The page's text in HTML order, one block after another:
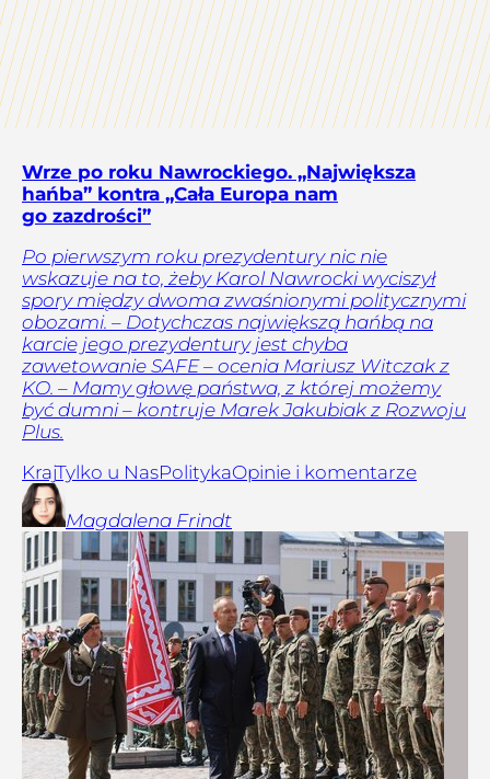
Wrze po roku Nawrockiego. „Największa
hańba” kontra „Cała Europa nam
go zazdrości”
Po pierwszym roku prezydentury nic nie
wskazuje na to, żeby Karol Nawrocki wyciszył
spory między dwoma zwaśnionymi politycznymi
obozami. – Dotychczas największą hańbą na
karcie jego prezydentury jest chyba
zawetowanie SAFE – ocenia Mariusz Witczak z
KO. – Mamy głowę państwa, z której możemy
być dumni – kontruje Marek Jakubiak z Rozwoju
Plus.
KrajTylko u NasPolitykaOpinie i komentarze
Magdalena Frindt